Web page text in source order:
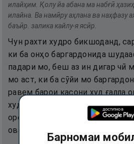
илайҳим. Қолу йа абана ма набғӣ
илайна. Ва намӣру аҳлана ва наҳфазу
баъӣр. залика кайлу-я ясӣр.
Чун рахти худро бикшоданд,
ки ба онҳо баргардонида
падари мо, беш аз ин дигар чӣ
мо аст, ки ба сӯйи мо
равем барои касони худ ғалла
худро нигаҳбонӣ кунем ва
орем. Додани ин паймона
овардем, паймонаи андак аст!».
Барномаи